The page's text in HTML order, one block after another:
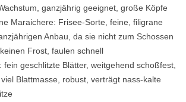
ganzjährig geeignet, große Köpfe
Maraichere: Frisee-Sorte, feine, filigrane
Anbau, da sie nicht zum Schossen
Frost, faulen schnell
fein geschlitzte Blätter, weitgehend schoßfest,
Blattmasse, robust, verträgt nass-kalte